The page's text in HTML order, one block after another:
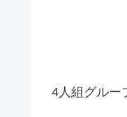
4人組グルー